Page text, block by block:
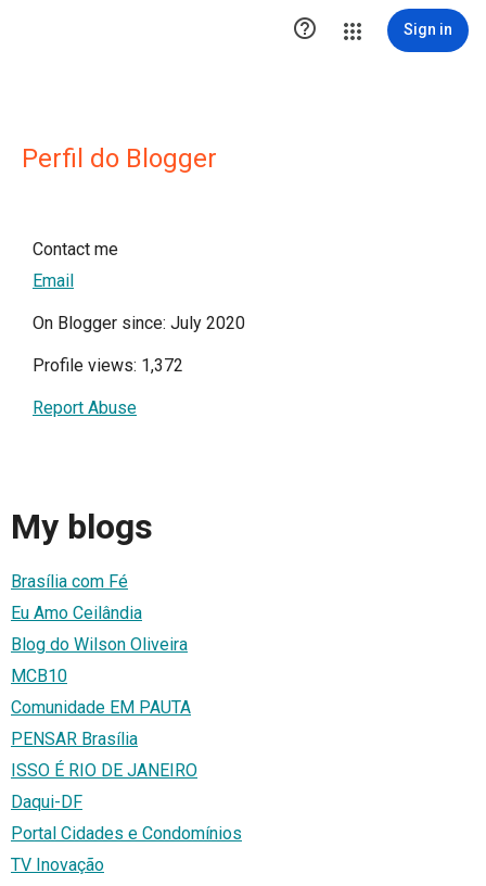
 Sign in
Perfil do Blogger
Contact me
Email
On Blogger since: July 2020
Profile views: 1,372
Report Abuse
My blogs
Brasília com Fé
Eu Amo Ceilândia
Blog do Wilson Oliveira
MCB10
Comunidade EM PAUTA
PENSAR Brasília
ISSO É RIO DE JANEIRO
Daqui-DF
Portal Cidades e Condomínios
TV Inovação